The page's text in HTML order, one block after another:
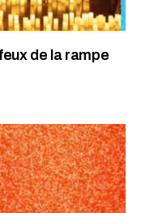
de la rampe